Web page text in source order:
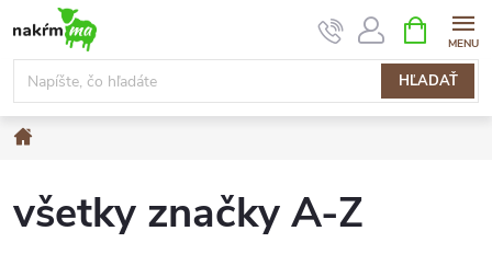
na
obsah
HĽADAŤ
KOŠÍK
všetky značky A-Z